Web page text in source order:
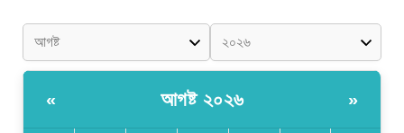
« আগষ্ট ২০২৬ »